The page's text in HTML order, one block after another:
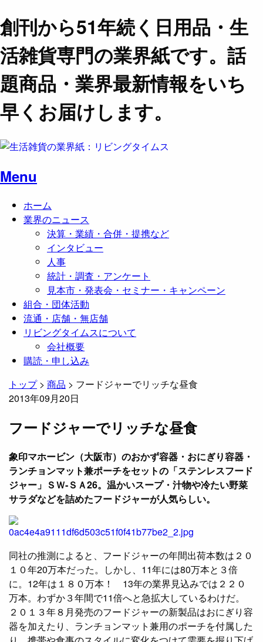
創刊から51年続く日用品・生
活雑貨専門の業界紙です。話
題商品・業界最新情報をいち
早くお届けします。
Menu
ホーム
業界のニュース
決算・業績・合併・提携など
インタビュー
人事
統計・調査・アンケート
見本市・発表会・セミナー・キャンペーン
組合・団体活動
流通・店舗・無店舗
リビングタイムスについて
会社概要
購読・申し込み
トップ> 商品 > フードジャーでリッチな昼食
2013年09月20日
フードジャーでリッチな昼食
象印マホービン（大阪市）のおかず容器・おにぎり容器・
ランチョンマット兼ポーチをセットの「ステンレスフード
ジャー」ＳＷ‐ＳＡ26。温かいスープ・汁物や冷たい野菜
サラダなどを詰めたフードジャーが人気らしい。
同社の推測によると、フードジャーの年間出荷本数は２０
１０年20万本だった。しかし、11年には80万本と３倍
に。12年は１８０万本！ 13年の業界見込みでは２２０
万本。わずか３年間で11倍へと急拡大しているわけだ。
２０１３年８月発売のフードジャーの新製品はおにぎり容
器を加えたり、ランチョンマット兼用のポーチを付属した